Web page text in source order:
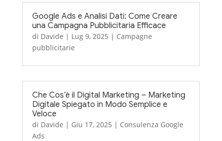
Google Ads e Analisi Dati: Come Creare
una Campagna Pubblicitaria Efficace
di Davide | Lug 9, 2025 | Campagne
pubblicitarie
Che Cos’è il Digital Marketing – Marketing
Digitale Spiegato in Modo Semplice e
Veloce
di Davide | Giu 17, 2025 | Consulenza Google
Ads